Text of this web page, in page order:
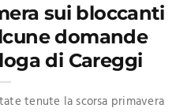
sui bloccanti
domande
di Careggi
tenute la scorsa primavera